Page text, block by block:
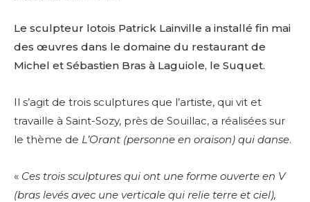
Le sculpteur lotois Patrick Lainville a installé fin mai
des œuvres dans le domaine du restaurant de
Michel et Sébastien Bras à Laguiole, le Suquet.
Il s’agit de trois sculptures que l’artiste, qui vit et
travaille à Saint-Sozy, près de Souillac, a réalisées sur
le thème de L’Orant (personne en oraison) qui danse.
« Ces trois sculptures qui ont une forme ouverte en V
(bras levés avec une verticale qui relie terre et ciel),